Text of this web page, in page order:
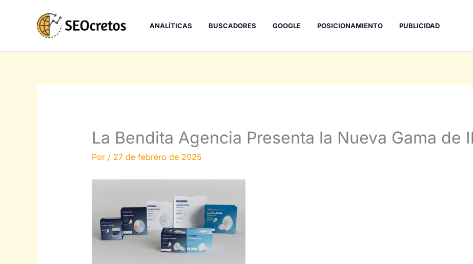
contenido
ANALÍTICAS BUSCADORES GOOGLE POSICIONAMIENTO PUBLICIDAD
La Bendita Agencia Presenta la Nueva Gama de
Por / 27 de febrero de 2025